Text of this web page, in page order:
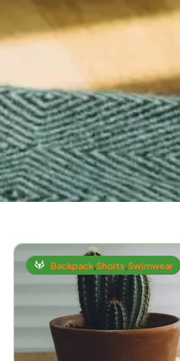
Backpack, Shorts Swimwear